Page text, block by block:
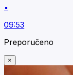
•
09:53
Preporučeno
×